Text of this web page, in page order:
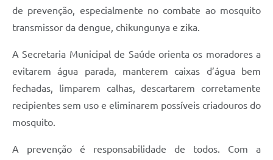
de prevenção, especialmente no combate ao mosquito
transmissor da dengue, chikungunya e zika.
A Secretaria Municipal de Saúde orienta os moradores a
evitarem água parada, manterem caixas d’água bem
fechadas, limparem calhas, descartarem corretamente
recipientes sem uso e eliminarem possíveis criadouros do
mosquito.
A prevenção é responsabilidade de todos. Com a